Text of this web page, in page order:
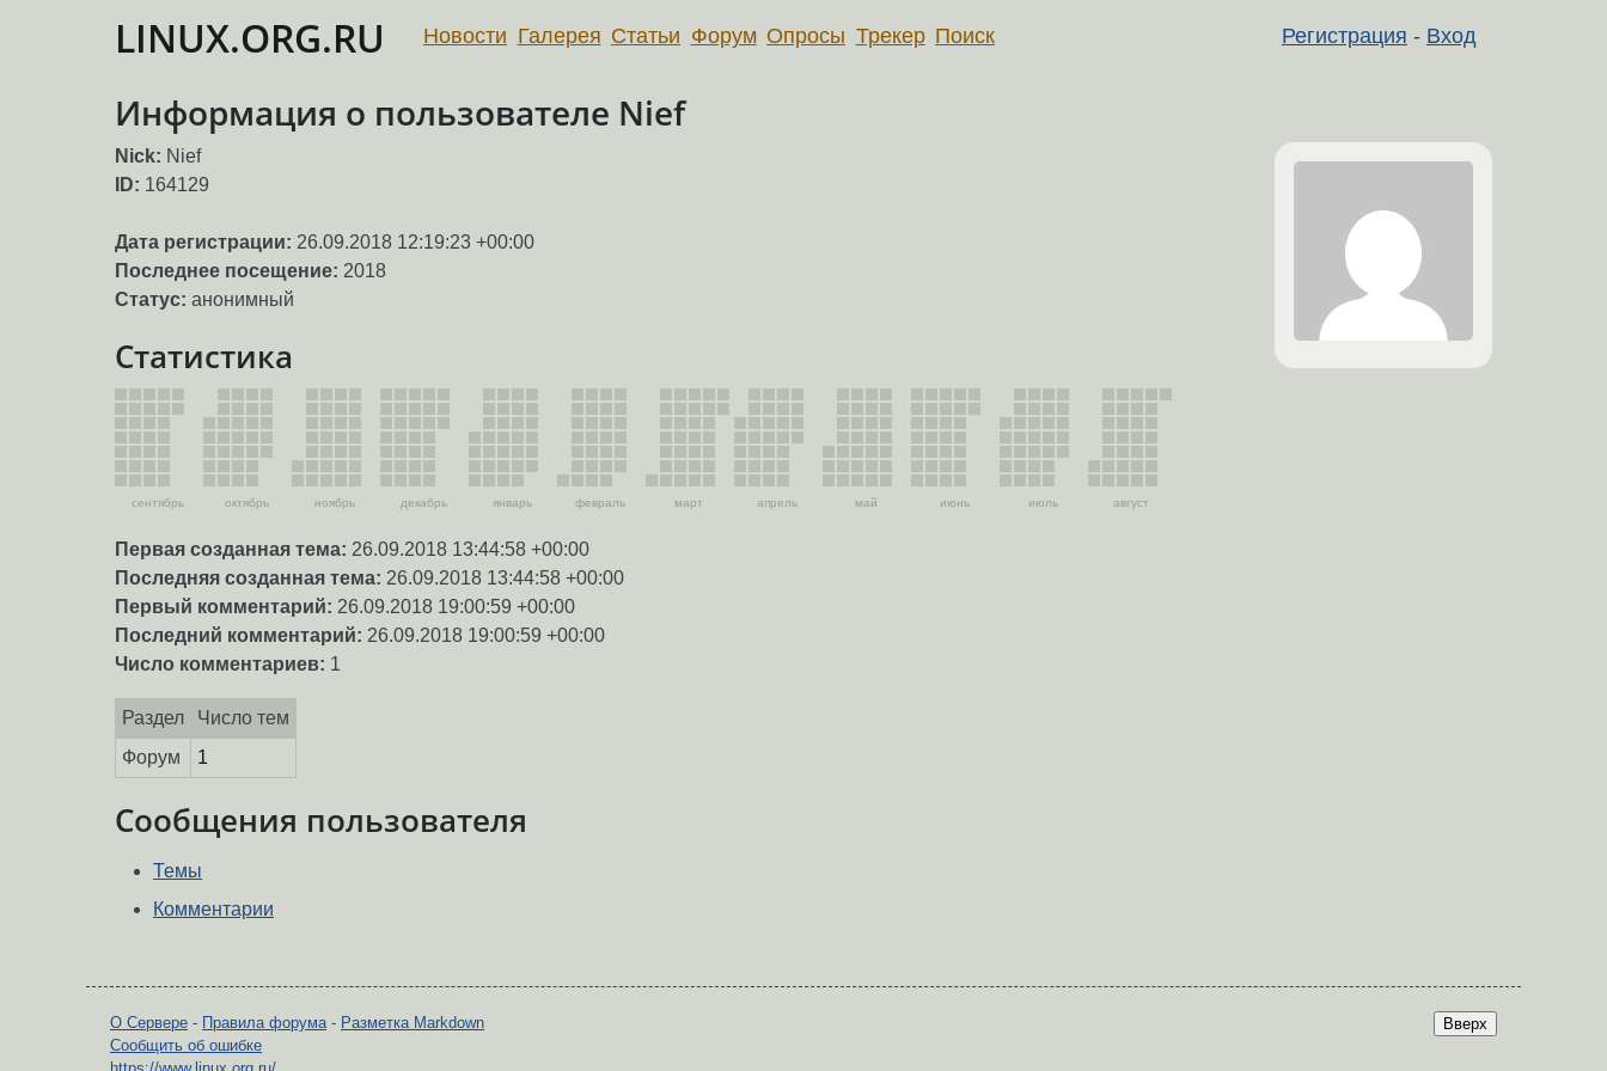
LINUX.ORG.RU Регистрация - Вход
Новости Галерея Статьи Форум Опросы Трекер Поиск
Информация о пользователе Nief
Nick: Nief
ID: 164129
Дата регистрации: 26.09.2018 12:19:23 +00:00
Последнее посещение: 2018
Статус: анонимный
Статистика
сентябрь октябрь ноябрь декабрь январь февраль март апрель май июнь июль август
Первая созданная тема: 26.09.2018 13:44:58 +00:00
Последняя созданная тема: 26.09.2018 13:44:58 +00:00
Первый комментарий: 26.09.2018 19:00:59 +00:00
Последний комментарий: 26.09.2018 19:00:59 +00:00
Число комментариев: 1
Раздел
Число тем
Форум
1
Сообщения пользователя
Темы
Комментарии
Вверх
О Сервере - Правила форума- Разметка Markdown
Сообщить об ошибке